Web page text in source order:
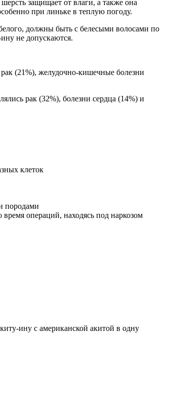
защищает от влаги, а также она
при линьке в теплую погоду.
должны быть с белесыми волосами по
не допускаются.
(21%), желудочно-кишечные болезни
рак (32%), болезни сердца (14%) и
клеток
породами
операций, находясь под наркозом
ину с американской акитой в одну